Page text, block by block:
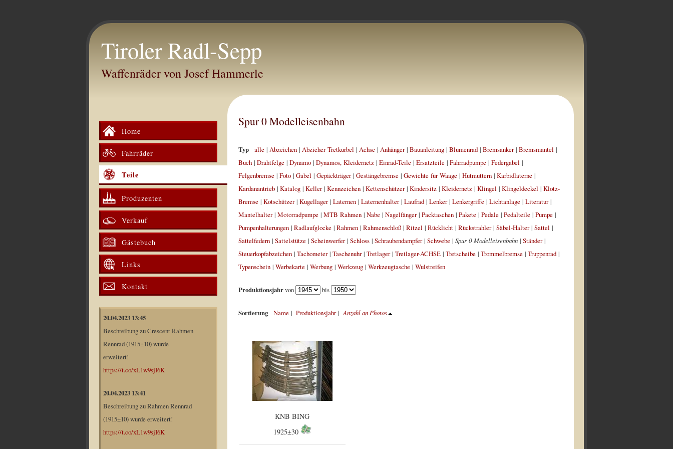
Tiroler Radl-Sepp
Waffenräder von Josef Hammerle
Home
Fahrräder
Teile
Produzenten
Verkauf
Gästebuch
Links
Kontakt
20.04.2023 13:45
Beschreibung zu Crescent Rahmen
Rennrad (1915±10) wurde
erweitert!
https://t.co/xL1w9sjI6K
20.04.2023 13:41
Beschreibung zu Rahmen Rennrad
(1915±10) wurde erweitert!
https://t.co/xL1w9sjI6K
Spur 0 Modelleisenbahn
Typ alle| Abzeichen| Abzieher Tretkurbel | Achse| Anhänger| Bauanleitung| Blumenrad| Bremsanker| Bremsmantel |
Buch| Drahtfelge| Dynamo| Dynamos, Kleidernetz| Einrad-Teile| Ersatzteile| Fahrradpumpe| Federgabel |
Felgenbremse| Foto| Gabel | Gepäckträger| Gestängebremse| Gewichte für Waage| Hutmuttern| Karbidlaterne|
Kardanantrieb| Katalog| Keller| Kennzeichen| Kettenschützer| Kindersitz| Kleidernetz| Klingel | Klingeldeckel | Klotz-
Bremse| Kotschützer| Kugellager| Laternen| Laternenhalter| Laufrad| Lenker| Lenkergriffe| Lichtanlage| Literatur|
Mantelhalter| Motorradpumpe| MTB Rahmen| Nabe| Nagelfänger| Packtaschen| Pakete| Pedale| Pedalteile| Pumpe|
Pumpenhalterungen| Radlaufglocke| Rahmen| Rahmenschloß| Ritzel | Rücklicht| Rückstrahler| Säbel-Halter| Sattel |
Sattelfedern| Sattelstütze| Scheinwerfer| Schloss| Schraubendampfer| Schwebe| Spur 0 Modelleisenbahn| Ständer|
Steuerkopfabzeichen| Tachometer| Taschenuhr| Tretlager| Tretlager-ACHSE| Tretscheibe| Trommelbremse| Truppenrad|
Typenschein| Werbekarte| Werbung| Werkzeug| Werkzeugtasche| Wulstreifen
Produktionsjahrvon bis
Sortierung Name| Produktionsjahr|Anzahl an Photos
KNB BING
1925±30